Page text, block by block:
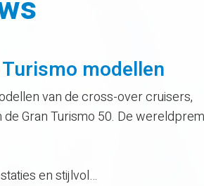
modellen
van de cross-over cruisers,
de Gran Turismo 50. De
en stijlvol…